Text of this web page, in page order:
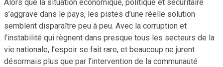
Alors que la situation économique, politique et sécuritaire
s’aggrave dans le pays, les pistes d’une réelle solution
semblent disparaître peu à peu. Avec la corruption et
l’instabilité qui règnent dans presque tous les secteurs de la
vie nationale, l’espoir se fait rare, et beaucoup ne jurent
désormais plus que par l’intervention de la communauté